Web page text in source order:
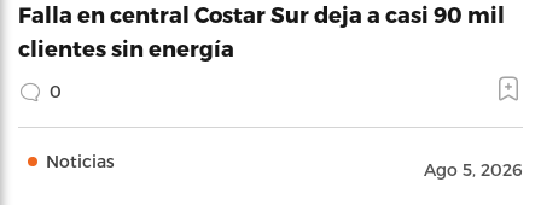
Falla en central Costar Sur deja a casi 90 mil
clientes sin energía
0
Noticias Ago 5, 2026